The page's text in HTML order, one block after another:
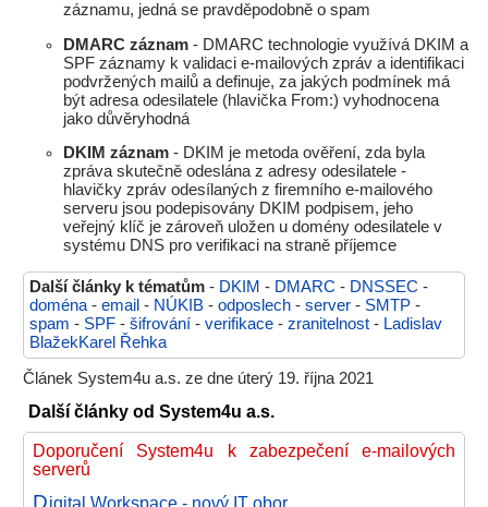
záznamu, jedná se pravděpodobně o spam
DMARC záznam - DMARC technologie využívá DKIM a
SPF záznamy k validaci e-mailových zpráv a identifikaci
podvržených mailů a definuje, za jakých podmínek má
být adresa odesilatele (hlavička From:) vyhodnocena
jako důvěryhodná
DKIM záznam - DKIM je metoda ověření, zda byla
zpráva skutečně odeslána z adresy odesilatele -
hlavičky zpráv odesílaných z firemního e-mailového
serveru jsou podepisovány DKIM podpisem, jeho
veřejný klíč je zároveň uložen u domény odesilatele v
systému DNS pro verifikaci na straně příjemce
Další články k tématům - DKIM - DMARC - DNSSEC -
doména - email - NÚKIB - odposlech - server - SMTP -
spam - SPF - šifrování - verifikace - zranitelnost - Ladislav
BlažekKarel Řehka
Článek System4u a.s. ze dne úterý 19. října 2021
Další články od System4u a.s.
Doporučení System4u k zabezpečení e-mailových
serverů
Digital Workspace - nový IT obor